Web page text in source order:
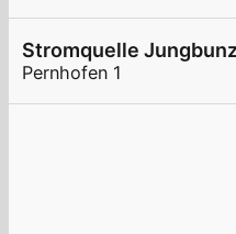
Stromquelle
Pernhofen 1